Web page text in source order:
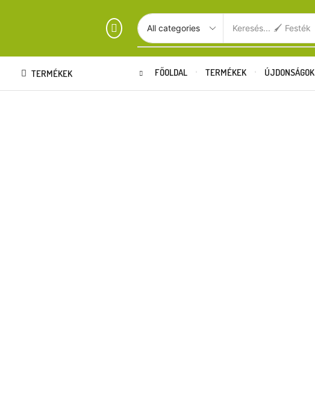
Keresés... 🖌️ Festék
TERMÉKEK FŐOLDAL TERMÉKEK ÚJDONSÁGOK